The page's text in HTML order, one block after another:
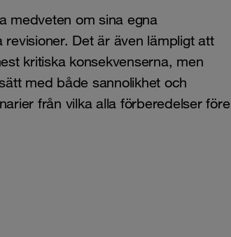
medveten om sina egna
Det är även lämpligt att
kritiska konsekvenserna, men
med både sannolikhet och
från vilka alla förberedelser före